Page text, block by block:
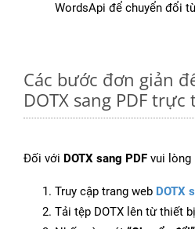
WordsApi để chuyển đổi
Các bước đơn giản
DOTX sang PDF trực
Đối với DOTX sang PDF vui lòng
Truy cập trang web DOTX
Tải tệp DOTX lên từ thiết